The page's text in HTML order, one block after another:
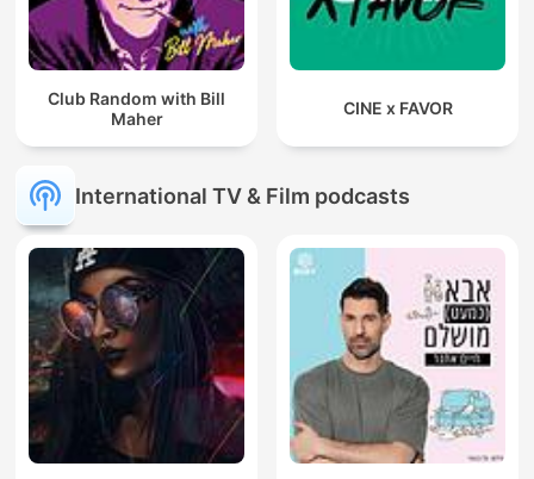
Club Random with Bill
Maher
CINE x FAVOR
International TV & Film podcasts